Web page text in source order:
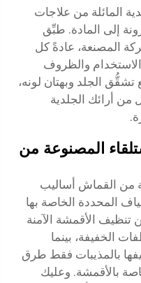
المائلة من علاجات
إلى المادة. طبِّق
المصنعة، عادةً كل
والظروف
تشقُّق الجلد وبهتان لونه،
من أرائك الجلدية
المصنوعة من
من القماش أساليب
المحددة الخاصة بها
الأقمشة الآمنة
الخفيفة، بينما
بالمذيبات فقط طرق
بالأقمشة. وعليك